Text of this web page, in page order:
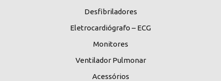
Desfibriladores
Eletrocardiógrafo – ECG
Monitores
Ventilador Pulmonar
Acessórios